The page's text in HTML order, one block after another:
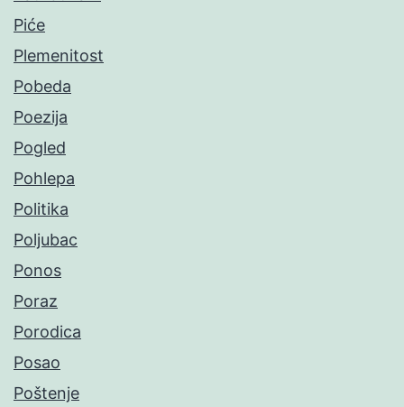
Piće
Plemenitost
Pobeda
Poezija
Pogled
Pohlepa
Politika
Poljubac
Ponos
Poraz
Porodica
Posao
Poštenje